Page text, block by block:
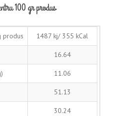
100 gr produs
produs 1487 kj/ 355 kCal
16.64
11.06
51.13
30.24